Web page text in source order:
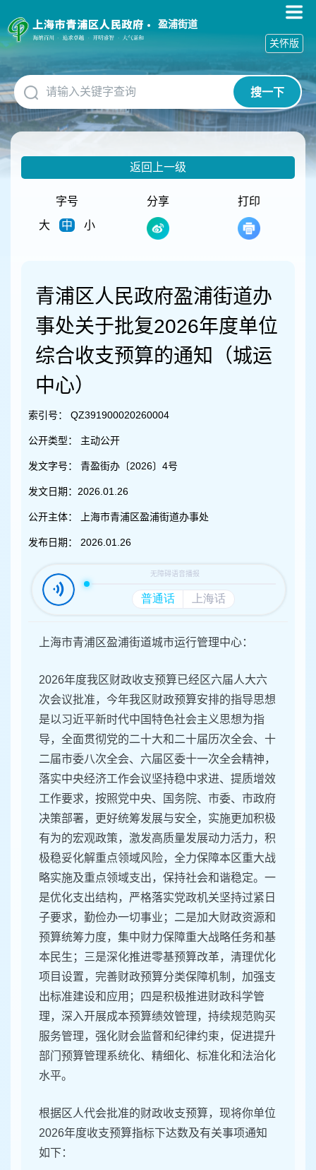
障
碍
作
说
明
跳
到
网
盈浦街道
搜一下
关怀版
返回上一级
字号
大
中 小
分享 打印
青浦区人民政府盈浦街道办
事处关于批复2026年度单位
综合收支预算的通知（城运
中心）
索引号： QZ391900020260004
公开类型： 主动公开
发文字号： 青盈街办〔2026〕4号
发文日期： 2026.01.26
公开主体： 上海市青浦区盈浦街道办事处
发布日期： 2026.01.26
上海市青浦区盈浦街道城市运行管理中心：
2026年度我区财政收支预算已经区六届人大六
次会议批准，今年我区财政预算安排的指导思想
是以习近平新时代中国特色社会主义思想为指
导，全面贯彻党的二十大和二十届历次全会、十
二届市委八次全会、六届区委十一次全会精神，
落实中央经济工作会议坚持稳中求进、提质增效
工作要求，按照党中央、国务院、市委、市政府
决策部署，更好统筹发展与安全，实施更加积极
有为的宏观政策，激发高质量发展动力活力，积
极稳妥化解重点领域风险，全力保障本区重大战
略实施及重点领域支出，保持社会和谐稳定。一
是优化支出结构，严格落实党政机关坚持过紧日
子要求，勤俭办一切事业；二是加大财政资源和
预算统筹力度，集中财力保障重大战略任务和基
本民生；三是深化推进零基预算改革，清理优化
项目设置，完善财政预算分类保障机制，加强支
出标准建设和应用；四是积极推进财政科学管
理，深入开展成本预算绩效管理，持续规范购买
服务管理，强化财会监督和纪律约束，促进提升
部门预算管理系统化、精细化、标准化和法治化
水平。
根据区人代会批准的财政收支预算，现将你单位
2026年度收支预算指标下达数及有关事项通知
如下：